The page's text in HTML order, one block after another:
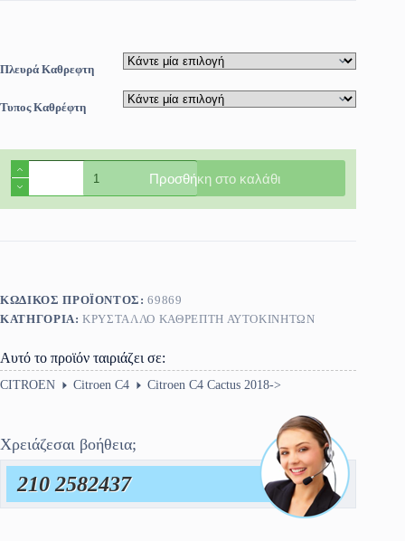
Πλευρά Καθρεφτη
Τυπος Καθρέφτη
Κρύσταλλο
Καθρέφτη
Citroen
C4
Προσθήκη στο καλάθι
ΚΩΔΙΚΌΣ ΠΡΟΪΌΝΤΟΣ:69869
ΚΑΤΗΓΟΡΊΑ:ΚΡΎΣΤΑΛΛΟ ΚΑΘΡΈΠΤΗ ΑΥΤΟΚΙΝΗΤΩΝ
Αυτό το προϊόν ταιριάζει σε:
CITROEN Citroen C4 Citroen C4 Cactus 2018->
Χρειάζεσαι βοήθεια;
210 2582437